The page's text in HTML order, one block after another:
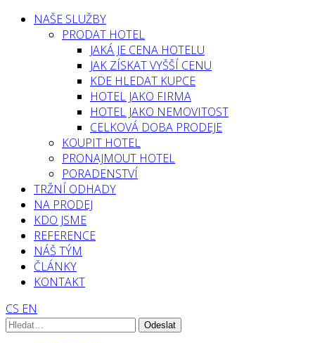
NAŠE SLUŽBY
PRODAT HOTEL
JAKÁ JE CENA HOTELU
JAK ZÍSKAT VYŠŠÍ CENU
KDE HLEDAT KUPCE
HOTEL JAKO FIRMA
HOTEL JAKO NEMOVITOST
CELKOVÁ DOBA PRODEJE
KOUPIT HOTEL
PRONAJMOUT HOTEL
PORADENSTVÍ
TRŽNÍ ODHADY
NA PRODEJ
KDO JSME
REFERENCE
NÁŠ TÝM
ČLÁNKY
KONTAKT
CS EN